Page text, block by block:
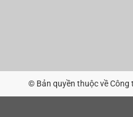
© Bản quyền thuộc về Công